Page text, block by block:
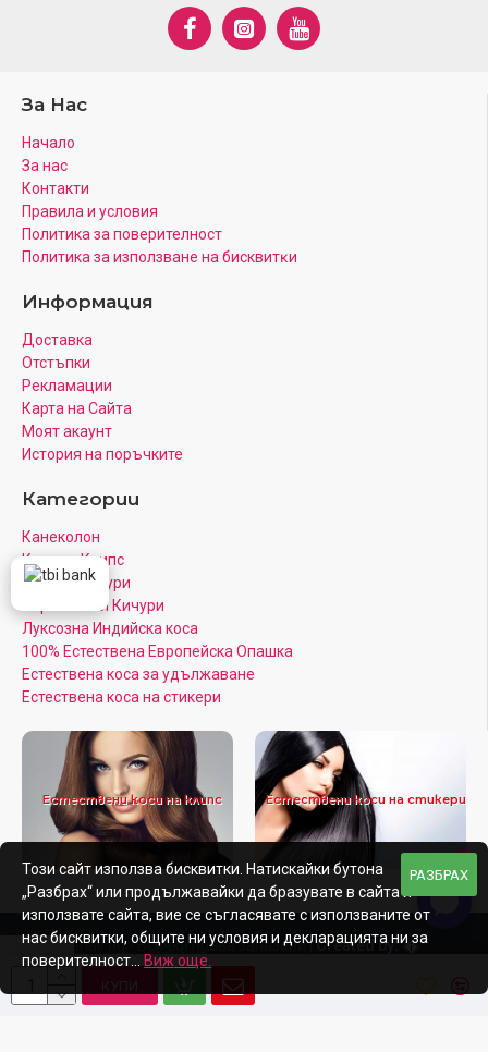
За Нас
Начало
За нас
Контакти
Правила и условия
Политика за поверителност
Πoлитика зa изпoлзвaнe нa бисквитĸи
Информация
Доставка
Отстъпки
Рекламации
Карта на Сайта
Моят акаунт
История на поръчките
Категории
Канеколон
Коса на Клипс
Цветни Кичури
Кератинови Кичури
Луксозна Индийска коса
100% Естествена Европейска Опашка
Естествена коса за удължаване
Естествена коса на стикери
Естествени коси на клипс Естествени коси на стикери
Afroditahair.bg - Всички права запазени |Created by:
РАЗБРАХ
Този сайт използва бисквитки. Натискайки бутона
„Разбрах“ или продължавайки да бразувате в сайта и
използвате сайта, вие се съгласявате с използваните от
нас бисквитки, общите ни условия и декларацията ни за
поверителност...
Виж още.